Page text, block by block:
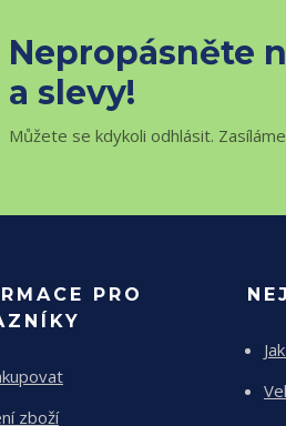
Nepropásněte
a slevy!
Můžete se kdykoli odhlásit.
PRO
zboží